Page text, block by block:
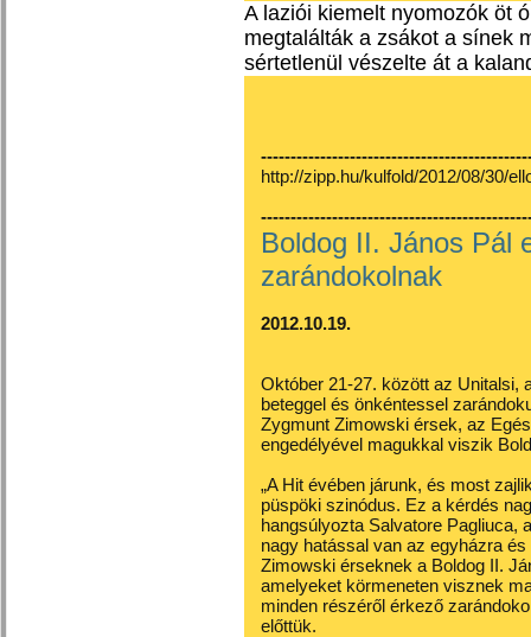
A laziói kiemelt nyomozók öt
megtalálták a zsákot a sínek
sértetlenül vészelte át a
http://zipp.hu/kulfold/2012/08/30/
Boldog II. János Pál
zarándokolnak
2012.10.19.
Október 21-27. között az Unitalsi,
beteggel és önkéntessel
Zygmunt Zimowski érsek, az
engedélyével magukkal viszik
„A Hit évében járunk, és most
püspöki szinódus. Ez a kérdés
hangsúlyozta Salvatore Pagliuca,
nagy hatással van az egyházra
Zimowski érseknek a Boldog II.
amelyeket körmeneten visznek
minden részéről érkező
előttük.